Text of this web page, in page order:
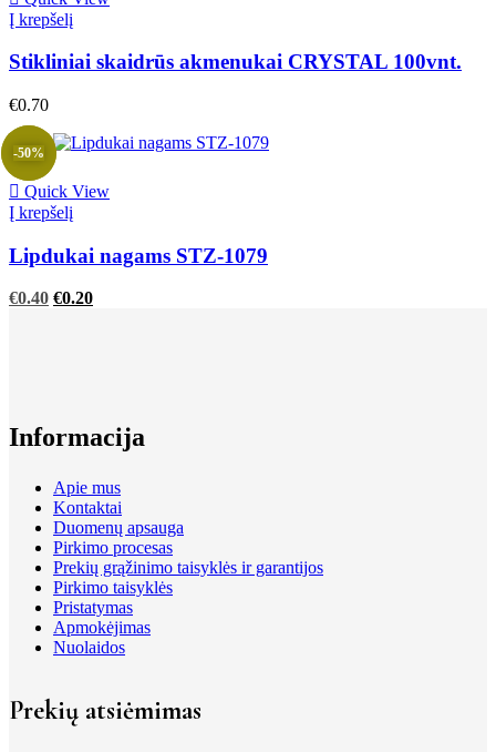
Į krepšelį
Stikliniai skaidrūs akmenukai CRYSTAL 100vnt.
€0.70
Quick View
Į krepšelį
-50%
Lipdukai nagams STZ-1079
Original
€0.40Current
€0.20
Informacija
Apie mus
Kontaktai
Duomenų apsauga
Pirkimo procesas
Prekių grąžinimo taisyklės ir garantijos
Pirkimo taisyklės
Pristatymas
Apmokėjimas
Nuolaidos
Prekių atsiėmimas